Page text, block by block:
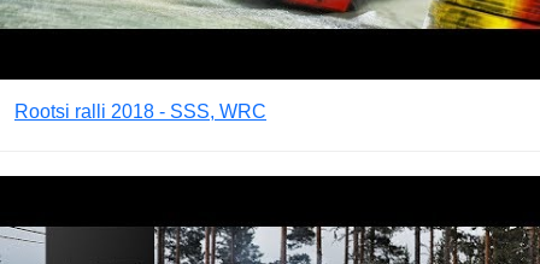
Rootsi ralli 2018 - SSS, WRC